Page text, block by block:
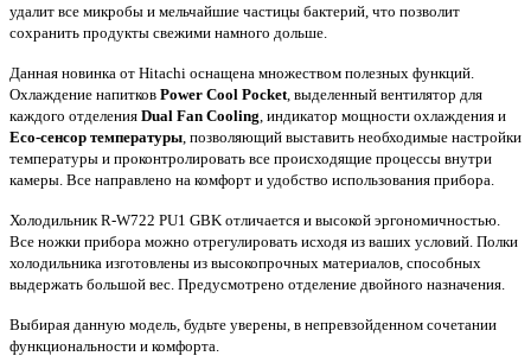
удалит все микробы и мельчайшие частицы бактерий, что позволит
сохранить продукты свежими намного дольше.
Данная новинка от Hitachi оснащена множеством полезных функций.
Охлаждение напитков Power Cool Pocket , выделенный вентилятор для
каждого отделения Dual Fan Cooling , индикатор мощности охлаждения и
Eco-сенсор температуры , позволяющий выставить необходимые настройки
температуры и проконтролировать все происходящие процессы внутри
камеры. Все направлено на комфорт и удобство использования прибора.
Холодильник R-W722 PU1 GBK отличается и высокой эргономичностью.
Все ножки прибора можно отрегулировать исходя из ваших условий. Полки
холодильника изготовлены из высокопрочных материалов, способных
выдержать большой вес. Предусмотрено отделение двойного назначения.
Выбирая данную модель, будьте уверены, в непревзойденном сочетании
функциональности и комфорта.